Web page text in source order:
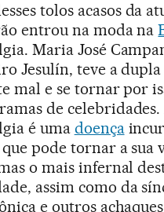
tolos acasos da
entrou na moda na
Maria José
Jesulín, teve a dupla
mal e se tornar por
de celebridades.
é uma doença
pode tornar a sua
o mais infernal
assim como da
e outros achaques